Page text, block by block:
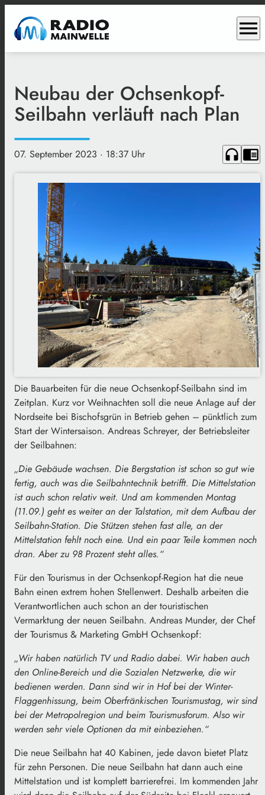
menu
Neubau der Ochsenkopf-
Seilbahn verläuft nach Plan
07. September 2023 · 18:37 Uhr headphones chrome_reader_mode
Die Bauarbeiten für die neue Ochsenkopf-Seilbahn sind im
Zeitplan. Kurz vor Weihnachten soll die neue Anlage auf der
Nordseite bei Bischofsgrün in Betrieb gehen – pünktlich zum
Start der Wintersaison. Andreas Schreyer, der Betriebsleiter
der Seilbahnen:
„Die Gebäude wachsen. Die Bergstation ist schon so gut wie
fertig, auch was die Seilbahntechnik betrifft. Die Mittelstation
ist auch schon relativ weit. Und am kommenden Montag
(11.09.) geht es weiter an der Talstation, mit dem Aufbau der
Seilbahn-Station. Die Stützen stehen fast alle, an der
Mittelstation fehlt noch eine. Und ein paar Teile kommen noch
dran. Aber zu 98 Prozent steht alles.“
Für den Tourismus in der Ochsenkopf-Region hat die neue
Bahn einen extrem hohen Stellenwert. Deshalb arbeiten die
Verantwortlichen auch schon an der touristischen
Vermarktung der neuen Seilbahn. Andreas Munder, der Chef
der Tourismus & Marketing GmbH Ochsenkopf:
„Wir haben natürlich TV und Radio dabei. Wir haben auch
den Online-Bereich und die Sozialen Netzwerke, die wir
bedienen werden. Dann sind wir in Hof bei der Winter-
Flaggenhissung, beim Oberfränkischen Tourismustag, wir sind
bei der Metropolregion und beim Tourismusforum. Also wir
werden sehr viele Optionen da mit einbeziehen.“
Die neue Seilbahn hat 40 Kabinen, jede davon bietet Platz
für zehn Personen. Die neue Seilbahn hat dann auch eine
Mittelstation und ist komplett barrierefrei. Im kommenden Jahr